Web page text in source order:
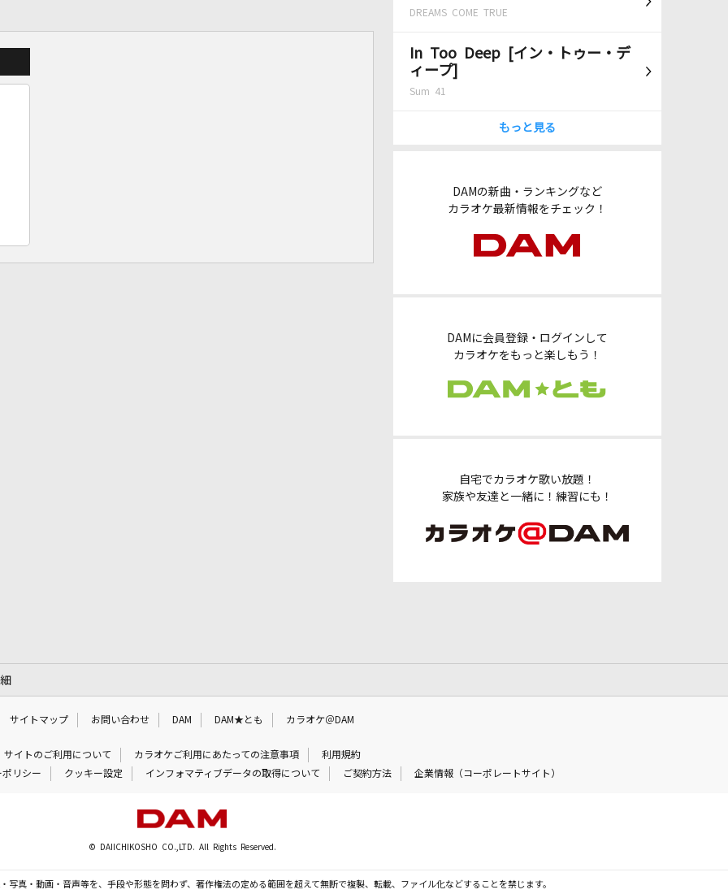
DREAMS COME TRUE
In Too Deep [イン・トゥー・デ
ィープ]
Sum 41
もっと見る
DAMの新曲・ランキングなど
カラオケ最新情報をチェック！
DAMに会員登録・ログインして
カラオケをもっと楽しもう！
自宅でカラオケ歌い放題！
家族や友達と一緒に！練習にも！
サイトマップ お問い合わせ DAM DAM★とも カラオケ＠DAM
サイトのご利用について カラオケご利用にあたっての注意事項
利用規約
リシー
クッキー設定 インフォマティブデータの取得について ご契約方法 企業情報（コーポレートサイト）
© DAIICHIKOSHO CO.,LTD. All Rights Reserved.
写真・動画・音声等を、手段や形態を問わず、著作権法の定める範囲を超えて無断で複製、転載、ファイル化などすることを禁じます。